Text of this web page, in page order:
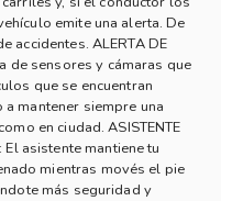
emite una alerta. De
accidentes. ALERTA DE
de sensores y cámaras que
que se encuentran
mantener siempre una
en ciudad. ASISTENTE
El asistente mantiene tu
mientras movés el pie
más seguridad y